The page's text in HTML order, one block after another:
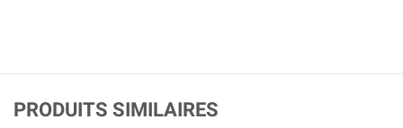
PRODUITS SIMILAIRES